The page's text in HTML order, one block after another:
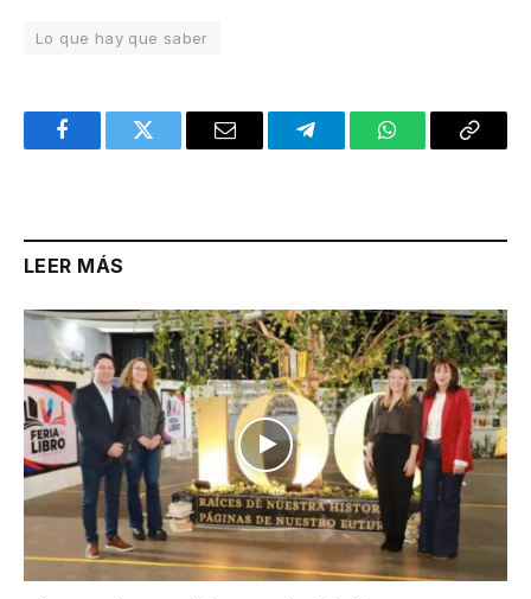
Lo que hay que saber
FacebookTwitter Email TelegramWhatsAppCopy
LEER MÁS